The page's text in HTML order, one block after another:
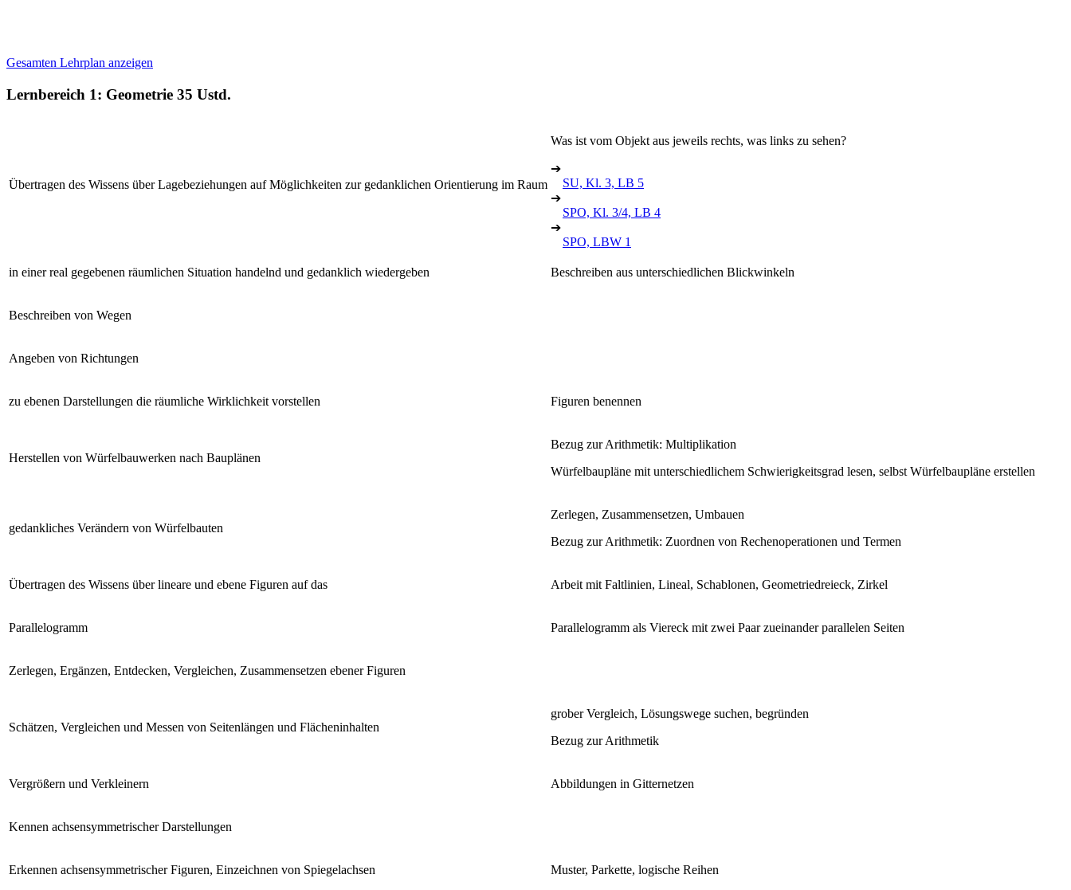
Gesamten Lehrplan anzeigen
Lernbereich 1: Geometrie 35 Ustd.
Übertragen des Wissens über Lagebeziehungen auf Möglichkeiten zur gedanklichen Orientierung im Raum
Was ist vom Objekt aus jeweils rechts, was links zu sehen?
➔
SU, Kl. 3, LB 5
➔
SPO, Kl. 3/4, LB 4
➔
SPO, LBW 1
in einer real gegebenen räumlichen Situation handelnd und gedanklich wiedergeben Beschreiben aus unterschiedlichen Blickwinkeln
Beschreiben von Wegen
Angeben von Richtungen
zu ebenen Darstellungen die räumliche Wirklichkeit vorstellen Figuren benennen
Herstellen von Würfelbauwerken nach Bauplänen
Bezug zur Arithmetik: Multiplikation
Würfelbaupläne mit unterschiedlichem Schwierigkeitsgrad lesen, selbst Würfelbaupläne erstellen
gedankliches Verändern von Würfelbauten
Zerlegen, Zusammensetzen, Umbauen
Bezug zur Arithmetik: Zuordnen von Rechenoperationen und Termen
Übertragen des Wissens über lineare und ebene Figuren auf das Arbeit mit Faltlinien, Lineal, Schablonen, Geometriedreieck, Zirkel
Parallelogramm Parallelogramm als Viereck mit zwei Paar zueinander parallelen Seiten
Zerlegen, Ergänzen, Entdecken, Vergleichen, Zusammensetzen ebener Figuren
Schätzen, Vergleichen und Messen von Seitenlängen und Flächeninhalten
grober Vergleich, Lösungswege suchen, begründen
Bezug zur Arithmetik
Vergrößern und Verkleinern Abbildungen in Gitternetzen
Kennen achsensymmetrischer Darstellungen
Erkennen achsensymmetrischer Figuren, Einzeichnen von Spiegelachsen Muster, Parkette, logische Reihen